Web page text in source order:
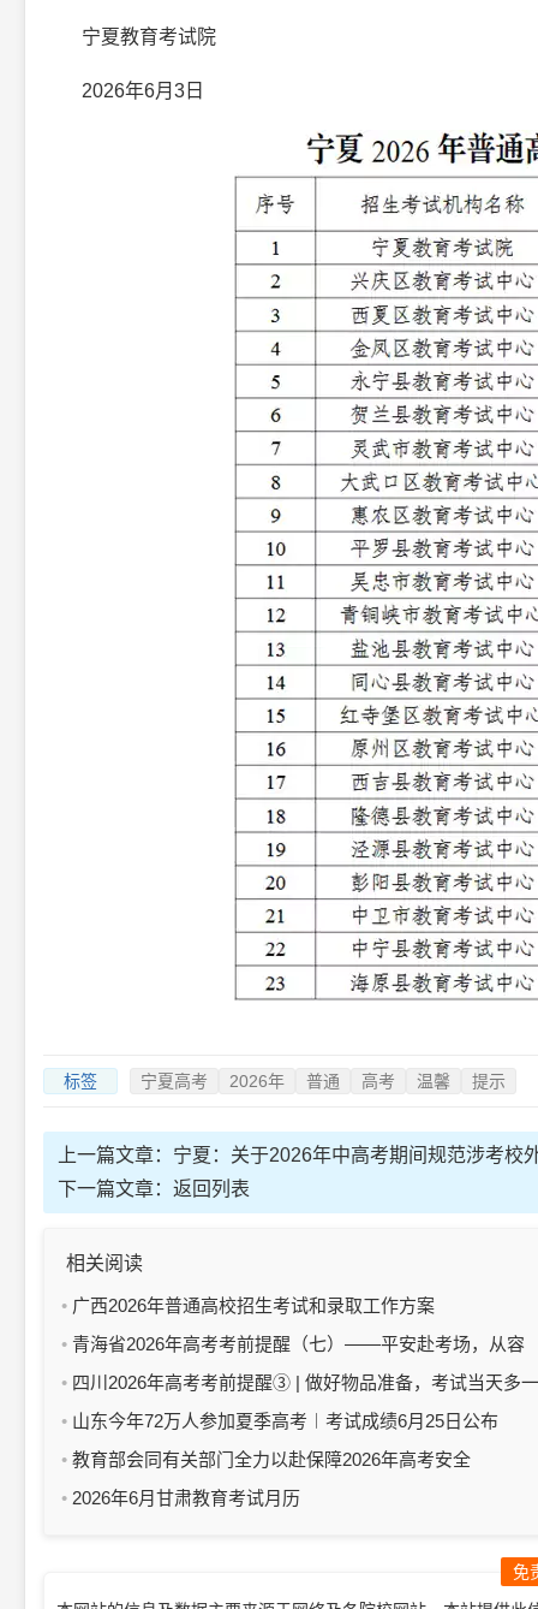
宁夏教育考试院
2026年6月3日
标签 宁夏高考 2026年 普通 高考 温馨 提示
上一篇文章： 宁夏：关于2026年中高考期间规范涉考校
下一篇文章： 返回列表
相关阅读
广西2026年普通高校招生考试和录取工作方案
青海省2026年高考考前提醒（七）——平安赴考场，从容
启新章
四川2026年高考考前提醒③ | 做好物品准备，考试当天多一
份安心
山东今年72万人参加夏季高考︱考试成绩6月25日公布
教育部会同有关部门全力以赴保障2026年高考安全
2026年6月甘肃教育考试月历
免